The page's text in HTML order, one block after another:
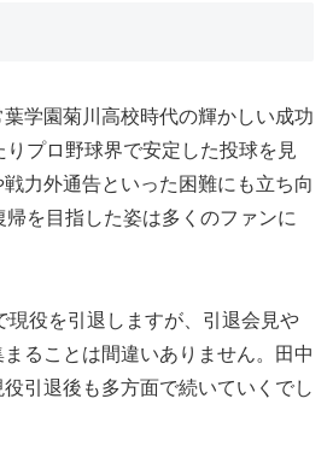
学園菊川高校時代の輝かしい成功
りプロ野球界で安定した投球を見
力外通告といった困難にも立ち向
を目指した姿は多くのファンに
現役を引退しますが、引退会見や
ることは間違いありません。田中
引退後も多方面で続いていくでし